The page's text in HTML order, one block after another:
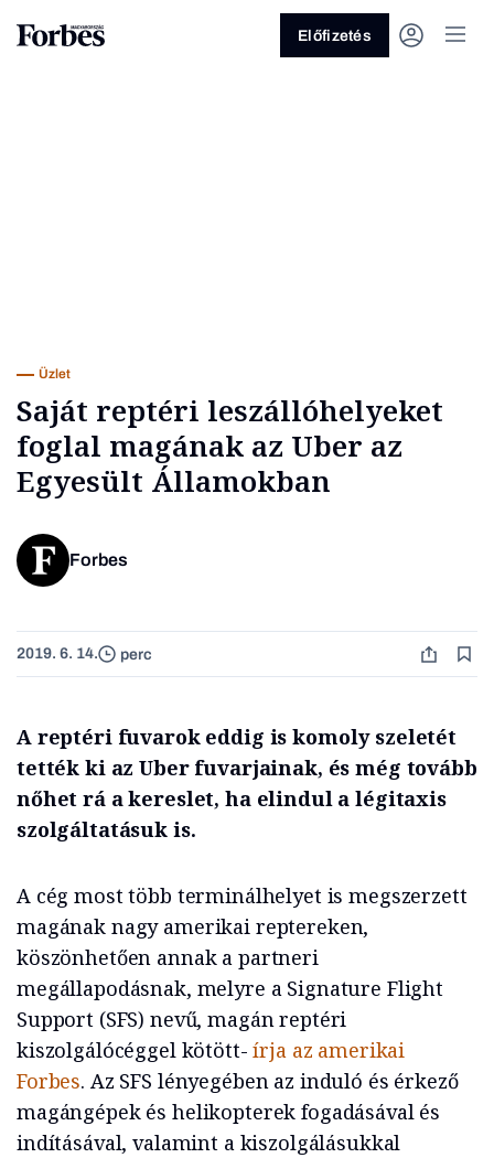
Előfizetés
Üzlet
Saját reptéri leszállóhelyeket
foglal magának az Uber az
Egyesült Államokban
Forbes
2019. 6. 14. perc
A reptéri fuvarok eddig is komoly szeletét
tették ki az Uber fuvarjainak, és még tovább
nőhet rá a kereslet, ha elindul a légitaxis
szolgáltatásuk is.
A cég most több terminálhelyet is megszerzett
magának nagy amerikai reptereken,
köszönhetően annak a partneri
megállapodásnak, melyre a Signature Flight
Support (SFS) nevű, magán reptéri
kiszolgálócéggel kötött- írja az amerikai
Forbes. Az SFS lényegében az induló és érkező
magángépek és helikopterek fogadásával és
indításával, valamint a kiszolgálásukkal